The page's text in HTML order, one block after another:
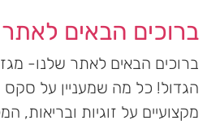
ברוכים הבאים לאתר
ברוכים הבאים לאתר שלנו-
הגדול! כל מה שמעניין על סקס
מקצועיים על זוגיות ובריאות,